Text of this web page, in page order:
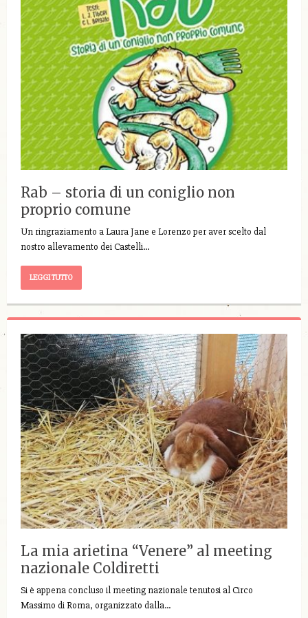
Rab – storia di un coniglio non
proprio comune
Un ringraziamento a Laura Jane e Lorenzo per aver scelto dal
nostro allevamento dei Castelli…
LEGGI TUTTO
La mia arietina “Venere” al meeting
nazionale Coldiretti
Si è appena concluso il meeting nazionale tenutosi al Circo
Massimo di Roma, organizzato dalla…